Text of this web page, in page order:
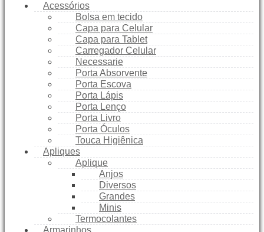
Acessórios
Bolsa em tecido
Capa para Celular
Capa para Tablet
Carregador Celular
Necessarie
Porta Absorvente
Porta Escova
Porta Lápis
Porta Lenço
Porta Livro
Porta Óculos
Touca Higiênica
Apliques
Aplique
Anjos
Diversos
Grandes
Minis
Termocolantes